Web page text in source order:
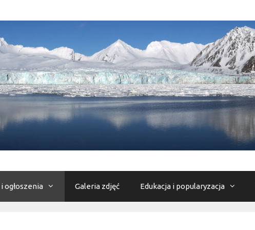
ogłoszenia Galeria zdjęć Edukacja i popularyzacja